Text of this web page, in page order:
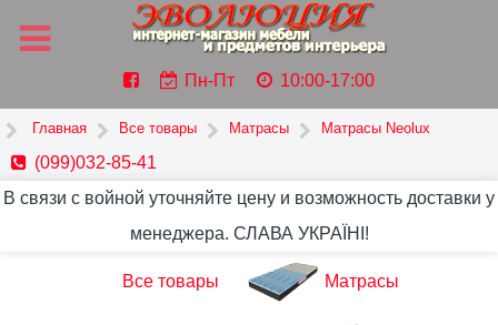
Пн-Пт 10:00-17:00
Главная Все товары Матрасы Матрасы Neolux
(099)032-85-41
В связи с войной уточняйте цену и возможность доставки у
менеджера. СЛАВА УКРАЇНІ!
Все товары Матрасы